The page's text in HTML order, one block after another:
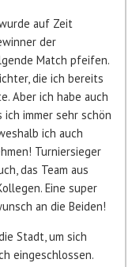
auf Zeit
der
Match pfeifen.
die ich bereits
Aber ich habe auch
immer sehr schön
ich auch
Turniersieger
das Team aus
Eine super
an die Beiden!
Stadt, um sich
eingeschlossen.